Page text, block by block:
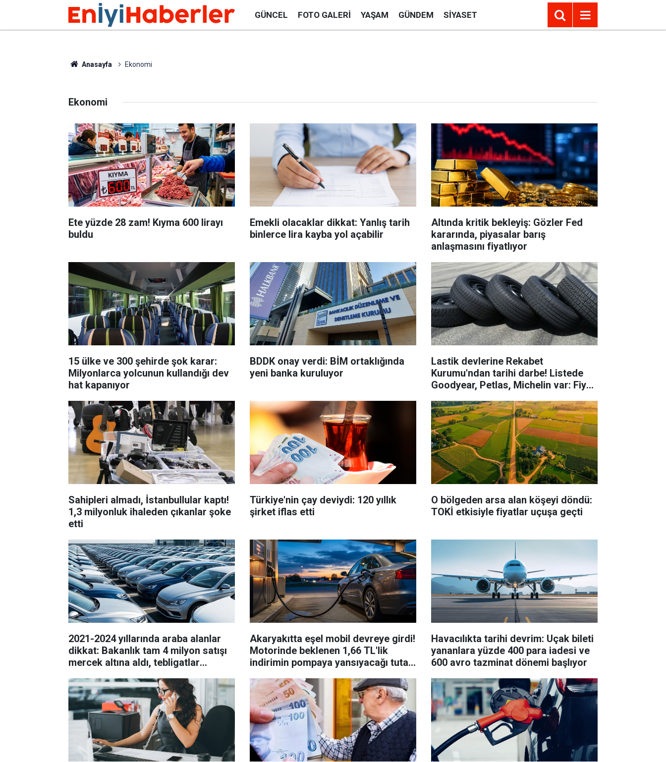
GÜNCEL FOTO GALERI YAŞAM GÜNDEM SIYASET
Anasayfa Ekonomi
Ekonomi
Ete yüzde 28 zam! Kıyma 600 lirayı
buldu
Emekli olacaklar dikkat: Yanlış tarih
binlerce lira kayba yol açabilir
Altında kritik bekleyiş: Gözler Fed
kararında, piyasalar barış
anlaşmasını fiyatlıyor
15 ülke ve 300 şehirde şok karar:
Milyonlarca yolcunun kullandığı dev
hat kapanıyor
BDDK onay verdi: BİM ortaklığında
yeni banka kuruluyor
Lastik devlerine Rekabet
Kurumu'ndan tarihi darbe! Listede
Goodyear, Petlas, Michelin var: Fiyat
Sahipleri almadı, İstanbullular kaptı!
1,3 milyonluk ihaleden çıkanlar şoke
etti
Türkiye'nin çay deviydi: 120 yıllık
şirket iflas etti
O bölgeden arsa alan köşeyi döndü:
TOKİ etkisiyle fiyatlar uçuşa geçti
2021-2024 yıllarında araba alanlar
dikkat: Bakanlık tam 4 milyon satışı
mercek altına aldı, tebligatlar
Akaryakıtta eşel mobil devreye girdi!
Motorinde beklenen 1,66 TL'lik
indirimin pompaya yansıyacağı tutarı
Havacılıkta tarihi devrim: Uçak bileti
yananlara yüzde 400 para iadesi ve
600 avro tazminat dönemi başlıyor